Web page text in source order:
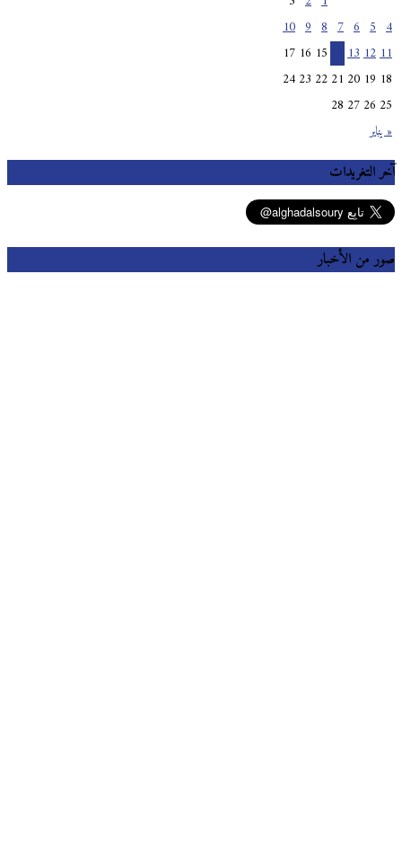
« يناير
10
11
12
13
14
15
16
17
18
19
20
21
22
23
24
25
26
27
28
آخر التغريدات
صور من الأخبار